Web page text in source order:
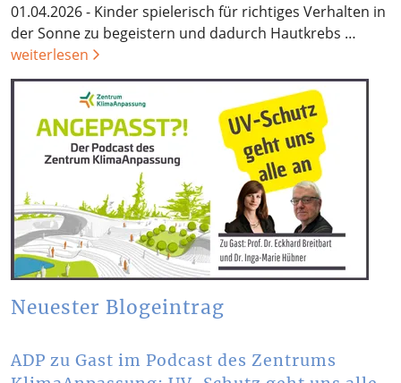
01.04.2026 - Kinder spielerisch für richtiges Verhalten in
der Sonne zu begeistern und dadurch Hautkrebs …
weiterlesen
Neuester Blogeintrag
ADP zu Gast im Podcast des Zentrums